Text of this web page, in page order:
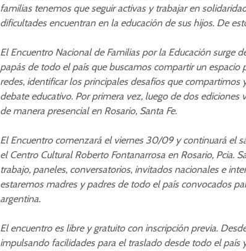
familias tenemos que seguir activas y trabajar en
dificultades encuentran en la educación de sus hijos. De
El Encuentro Nacional de Familias por la Educación surge
papás de todo el país que buscamos compartir un espacio
redes, identificar los principales desafíos que compartimos
debate educativo. Por primera vez, luego de dos ediciones
de manera presencial en Rosario, Santa Fe.
El Encuentro comenzará el viernes 30/09 y continuará el
el Centro Cultural Roberto Fontanarrosa en Rosario, Pcia.
trabajo, paneles, conversatorios, invitados nacionales e
estaremos madres y padres de todo el país convocados
argentina.
El encuentro es libre y gratuito con inscripción previa.
impulsando facilidades para el traslado desde todo el país